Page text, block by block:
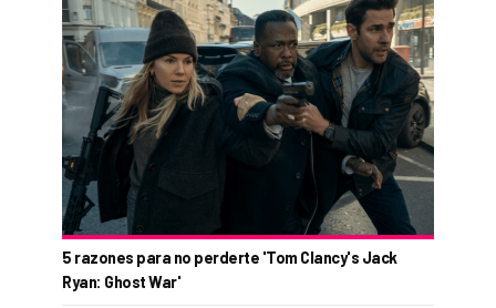
5 razones para no perderte 'Tom Clancy's Jack
Ryan: Ghost War'